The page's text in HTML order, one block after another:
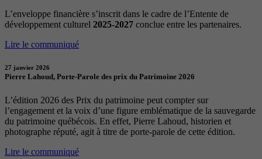
L’enveloppe financière s’inscrit dans le cadre de l’Entente de
développement culturel 2025-2027 conclue entre les partenaires.
Lire le communiqué
27 janvier 2026
Pierre Lahoud, Porte-Parole des prix du Patrimoine 2026
L’édition 2026 des Prix du patrimoine peut compter sur
l’engagement et la voix d’une figure emblématique de la sauvegarde
du patrimoine québécois. En effet, Pierre Lahoud, historien et
photographe réputé, agit à titre de porte-parole de cette édition.
Lire le communiqué